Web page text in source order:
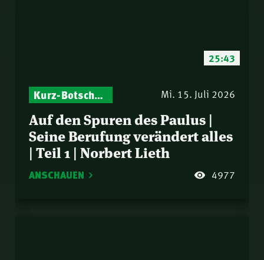
25:43
Kurz-Botschaften – Biblische Impulse mit Zukunft im Blick Mi. 15. Juli 2026
Auf den Spuren des Paulus |
Seine Berufung verändert alles
| Teil 1 | Norbert Lieth
ANSCHAUEN 4977